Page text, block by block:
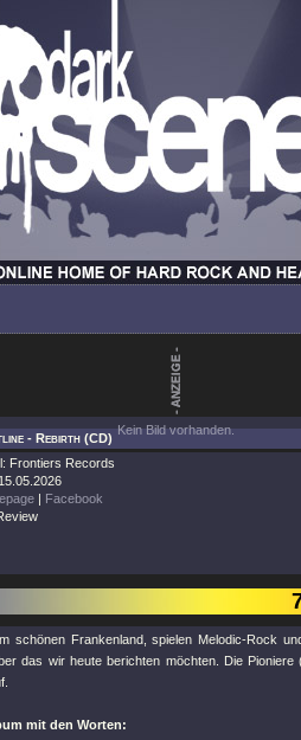
Kein Bild vorhanden.
- Rebirth (CD)
Frontiers Records
| Facebook
schönen Frankenland, spielen Melodic-Rock
das wir heute berichten möchten. Die
mit den Worten: